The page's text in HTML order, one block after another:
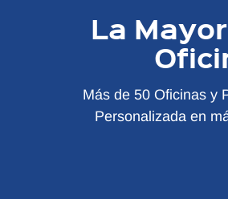
La
Más de 50 Oficinas y
Personalizada en